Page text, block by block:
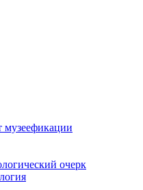
музеефикации
очерк